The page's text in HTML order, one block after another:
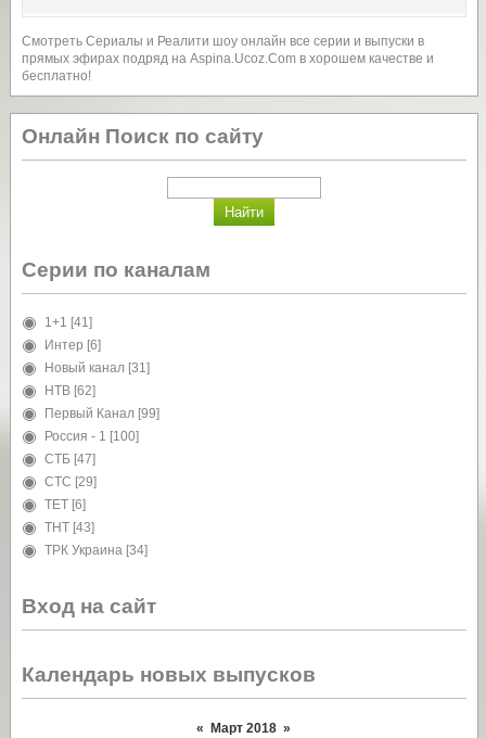
Смотреть Сериалы и Реалити шоу онлайн все серии и выпуски в
прямых эфирах подряд на Aspina.Ucoz.Com в хорошем качестве и
бесплатно!
Онлайн Поиск по сайту
Серии по каналам
1+1 [41]
Интер [6]
Новый канал [31]
НТВ [62]
Первый Канал [99]
Россия - 1 [100]
СТБ [47]
СТС [29]
ТЕТ [6]
ТНТ [43]
ТРК Украина [34]
Вход на сайт
Календарь новых выпусков
« Март 2018 »